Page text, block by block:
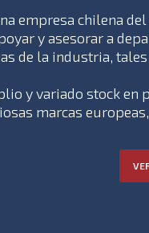
empresa chilena
y asesorar a
de la industria,
y variado stock
marcas